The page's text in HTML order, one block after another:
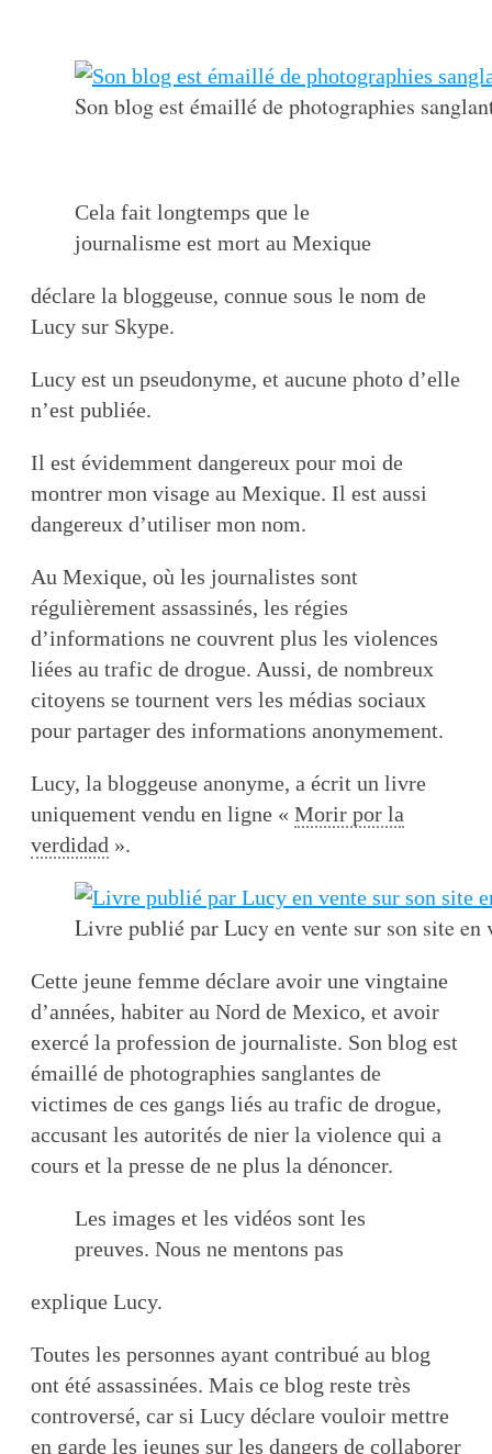
Son blog est émaillé de photographies
Cela fait longtemps que le
journalisme est mort au Mexique
déclare la bloggeuse, connue sous le nom de
Lucy sur Skype.
Lucy est un pseudonyme, et aucune photo d’elle
n’est publiée.
Il est évidemment dangereux pour moi de
montrer mon visage au Mexique. Il est aussi
dangereux d’utiliser mon nom.
Au Mexique, où les journalistes sont
régulièrement assassinés, les régies
d’informations ne couvrent plus les violences
liées au trafic de drogue. Aussi, de nombreux
citoyens se tournent vers les médias sociaux
pour partager des informations anonymement.
Lucy, la bloggeuse anonyme, a écrit un livre
uniquement vendu en ligne « Morir por la
verdidad ».
Livre publié par Lucy en vente sur son site en
Cette jeune femme déclare avoir une vingtaine
d’années, habiter au Nord de Mexico, et avoir
exercé la profession de journaliste. Son blog est
émaillé de photographies sanglantes de
victimes de ces gangs liés au trafic de drogue,
accusant les autorités de nier la violence qui a
cours et la presse de ne plus la dénoncer.
Les images et les vidéos sont les
preuves. Nous ne mentons pas
explique Lucy.
Toutes les personnes ayant contribué au blog
ont été assassinées. Mais ce blog reste très
controversé, car si Lucy déclare vouloir mettre
en garde les jeunes sur les dangers de collaborer